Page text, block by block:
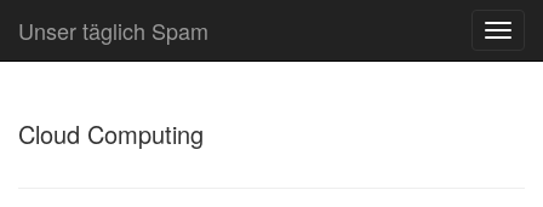
Unser täglich Spam
Cloud Computing